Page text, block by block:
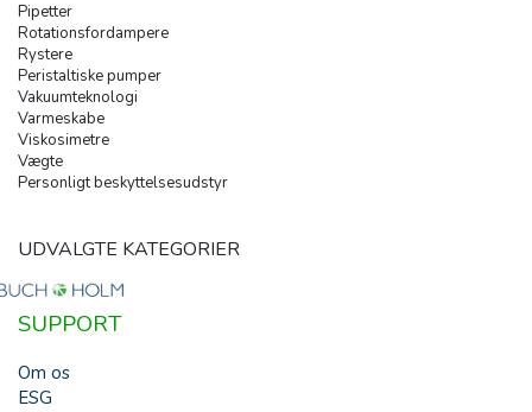
Pipetter
Rotationsfordampere
Rystere
Peristaltiske pumper
Vakuumteknologi
Varmeskabe
Viskosimetre
Vægte
Personligt beskyttelsesudstyr
UDVALGTE KATEGORIER
SUPPORT
Om os
ESG